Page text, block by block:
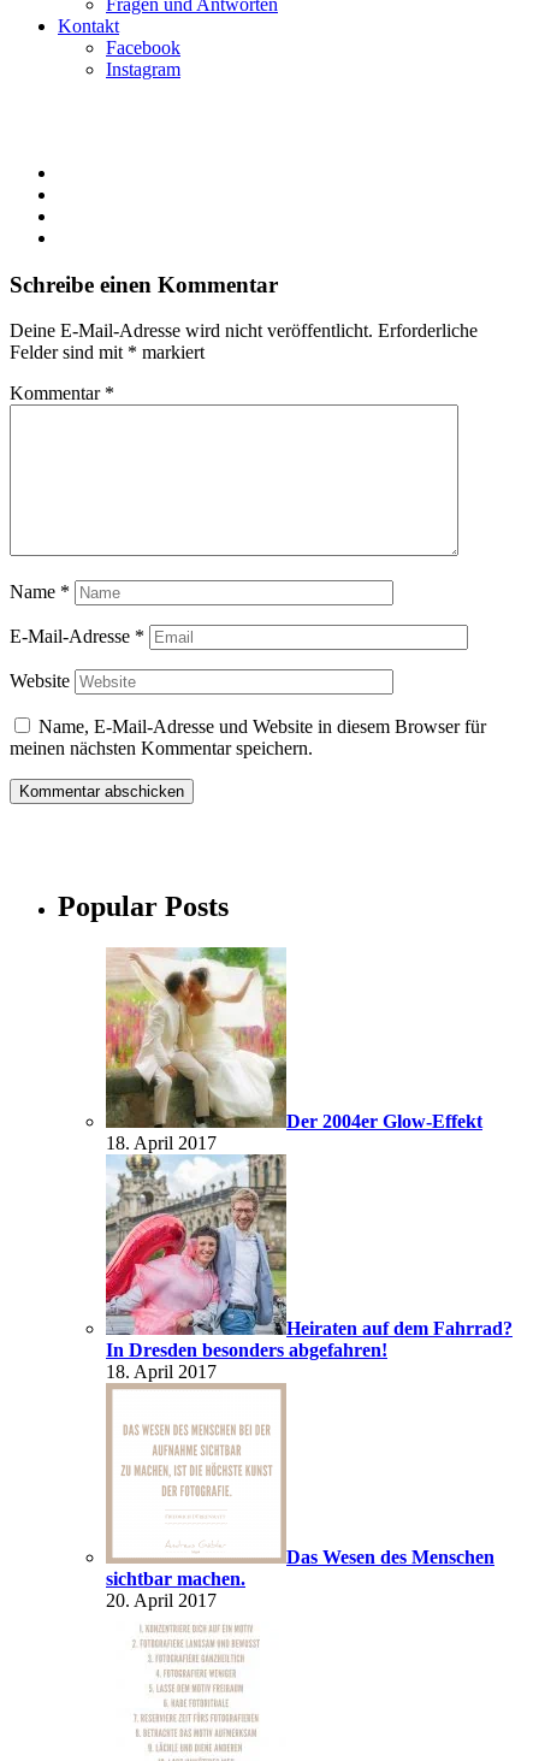
Fragen und Antworten
Kontakt
Facebook
Instagram
Schreibe einen Kommentar
Deine E-Mail-Adresse wird nicht veröffentlicht. Erforderliche
Felder sind mit * markiert
Kommentar *
Name *
E-Mail-Adresse *
Website
Name, E-Mail-Adresse und Website in diesem Browser für
meinen nächsten Kommentar speichern.
Popular Posts
Der 2004er Glow-Effekt
18. April 2017
Heiraten auf dem Fahrrad?
In Dresden besonders abgefahren!
18. April 2017
Das Wesen des Menschen
sichtbar machen.
20. April 2017